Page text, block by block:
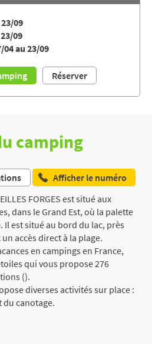
et grands
09
09
04 au 23/09
Réserver
camping
Afficher le numéro
FORGES est situé aux
dans le Grand Est, où la palette
Il est situé au bord du lac, près
accès direct à la plage.
en campings en France,
qui vous propose 276
().
diverses activités sur place :
du canotage.